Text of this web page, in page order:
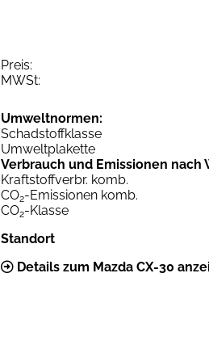
Preis:
MWSt:
Umweltnormen:
Schadstoffklasse
Umweltplakette
Verbrauch und Emissionen nach
Kraftstoffverbr. komb.
CO2-Emissionen komb.
CO2-Klasse
Standort
Details zum Mazda CX-30